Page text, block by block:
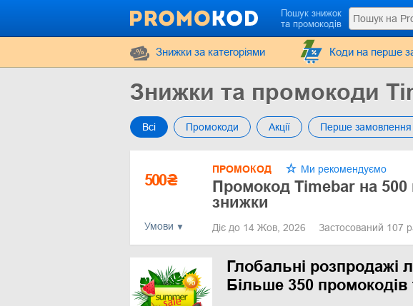
Пошук знижок
та промокодів
Знижки за категоріями Коди на перше
Знижки та промокоди
Всі Промокоди Акції Перше замовлення
500₴
Умови
ПРОМОКОД Ми рекомендуємо
Промокод Timebar на 500
знижки
Діє до 14 Жов, 2026 Застосований 107
Глобальні розпродажі
Більше 350 промокодів